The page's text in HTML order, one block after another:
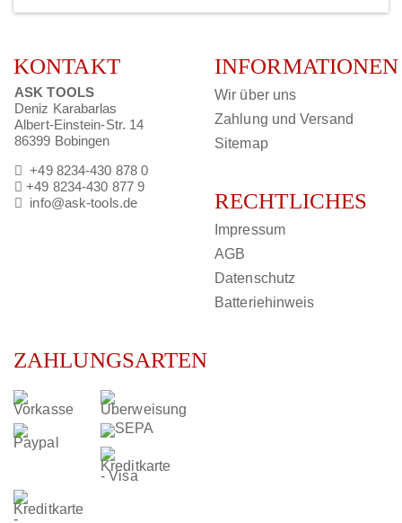
KONTAKT
ASK TOOLS
Deniz Karabarlas
Albert-Einstein-Str. 14
86399 Bobingen
+49 8234-430 878 0
+49 8234-430 877 9
info@ask-tools.de
INFORMATIONEN
Wir über uns
Zahlung und Versand
Sitemap
RECHTLICHES
Impressum
AGB
Datenschutz
Batteriehinweis
ZAHLUNGSARTEN